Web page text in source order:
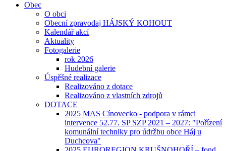
Obec
O obci
Obecní zpravodaj HÁJSKÝ KOHOUT
Kalendář akcí
Aktuality
Fotogalerie
rok 2026
Hudební galerie
Úspěšné realizace
Realizováno z dotace
Realizováno z vlastních zdrojů
DOTACE
2025 MAS Cínovecko - podpora v rámci
intervence 52.77. SP SZP 2021 – 2027: "Pořízení
komunální techniky pro údržbu obce Háj u
Duchcova"